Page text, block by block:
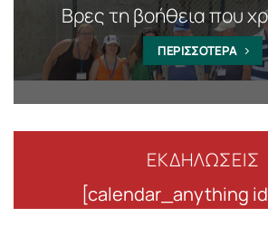
Βρες τη βοήθεια που
ΠΕΡΙΣΣΟΤΕΡΑ
ΕΚΔΗΛΩΣΕΙΣ
[calendar_anything